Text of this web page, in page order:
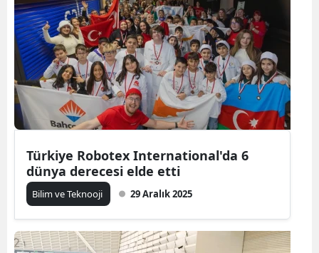
Türkiye Robotex International'da 6
dünya derecesi elde etti
Bilim ve Teknooji 29 Aralık 2025